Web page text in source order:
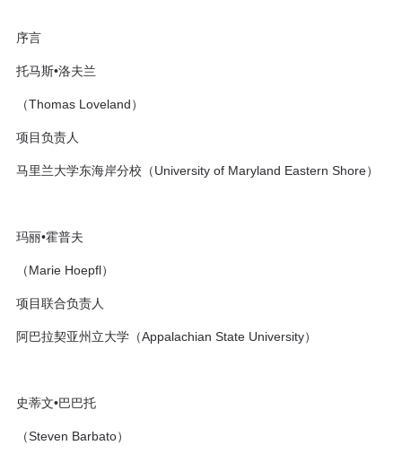
序言
托马斯•洛夫兰
（Thomas Loveland）
项目负责人
马里兰大学东海岸分校（University of Maryland Eastern Shore）
玛丽•霍普夫
（Marie Hoepfl）
项目联合负责人
阿巴拉契亚州立大学（Appalachian State University）
史蒂文•巴巴托
（Steven Barbato）